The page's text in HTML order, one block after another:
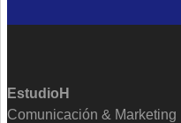
EstudioH
Comunicación & Marketing